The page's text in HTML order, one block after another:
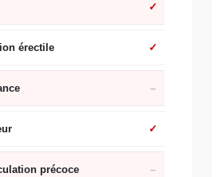
✓
érectile ✓
✓
précoce